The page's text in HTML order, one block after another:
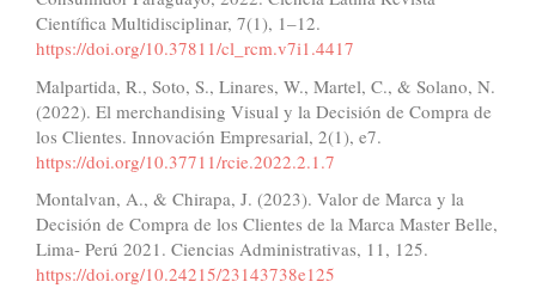
Científica Multidisciplinar, 7(1), 1–12.
https://doi.org/10.37811/cl_rcm.v7i1.4417
Malpartida, R., Soto, S., Linares, W., Martel, C., & Solano, N.
(2022). El merchandising Visual y la Decisión de Compra de
los Clientes. Innovación Empresarial, 2(1), e7.
https://doi.org/10.37711/rcie.2022.2.1.7
Montalvan, A., & Chirapa, J. (2023). Valor de Marca y la
Decisión de Compra de los Clientes de la Marca Master Belle,
Lima- Perú 2021. Ciencias Administrativas, 11, 125.
https://doi.org/10.24215/23143738e125